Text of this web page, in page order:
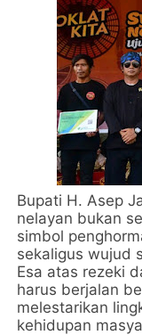
Bupati H. Asep
nelayan bukan
simbol
sekaligus wujud
Esa atas rezeki
harus berjalan
melestarikan
kehidupan